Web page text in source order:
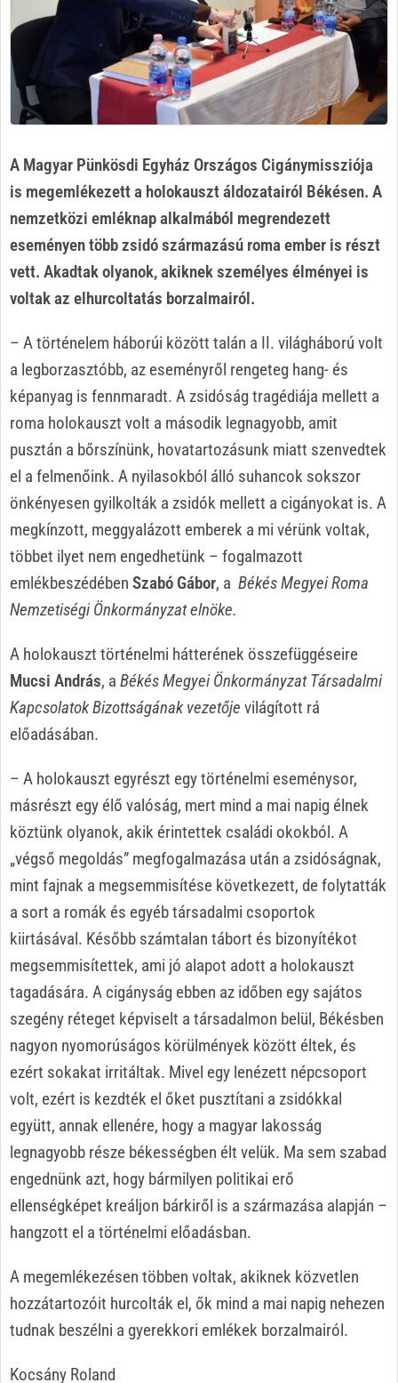
A Magyar Pünkösdi Egyház Országos Cigánymissziója
is megemlékezett a holokauszt áldozatairól Békésen. A
nemzetközi emléknap alkalmából megrendezett
eseményen több zsidó származású roma ember is részt
vett. Akadtak olyanok, akiknek személyes élményei is
voltak az elhurcoltatás borzalmairól.
– A történelem háborúi között talán a II. világháború volt
a legborzasztóbb, az eseményről rengeteg hang- és
képanyag is fennmaradt. A zsidóság tragédiája mellett a
roma holokauszt volt a második legnagyobb, amit
pusztán a bőrszínünk, hovatartozásunk miatt szenvedtek
el a felmenőink. A nyilasokból álló suhancok sokszor
önkényesen gyilkolták a zsidók mellett a cigányokat is. A
megkínzott, meggyalázott emberek a mi vérünk voltak,
többet ilyet nem engedhetünk – fogalmazott
emlékbeszédében Szabó Gábor, a Békés Megyei Roma
Nemzetiségi Önkormányzat elnöke.
A holokauszt történelmi hátterének összefüggéseire
Mucsi András, a Békés Megyei Önkormányzat Társadalmi
Kapcsolatok Bizottságának vezetője világított rá
előadásában.
– A holokauszt egyrészt egy történelmi eseménysor,
másrészt egy élő valóság, mert mind a mai napig élnek
köztünk olyanok, akik érintettek családi okokból. A
„végső megoldás” megfogalmazása után a zsidóságnak,
mint fajnak a megsemmisítése következett, de folytatták
a sort a romák és egyéb társadalmi csoportok
kiirtásával. Később számtalan tábort és bizonyítékot
megsemmisítettek, ami jó alapot adott a holokauszt
tagadására. A cigányság ebben az időben egy sajátos
szegény réteget képviselt a társadalmon belül, Békésben
nagyon nyomorúságos körülmények között éltek, és
ezért sokakat irritáltak. Mivel egy lenézett népcsoport
volt, ezért is kezdték el őket pusztítani a zsidókkal
együtt, annak ellenére, hogy a magyar lakosság
legnagyobb része békességben élt velük. Ma sem szabad
engednünk azt, hogy bármilyen politikai erő
ellenségképet kreáljon bárkiről is a származása alapján –
hangzott el a történelmi előadásban.
A megemlékezésen többen voltak, akiknek közvetlen
hozzátartozóit hurcolták el, ők mind a mai napig nehezen
tudnak beszélni a gyerekkori emlékek borzalmairól.
Kocsány Roland